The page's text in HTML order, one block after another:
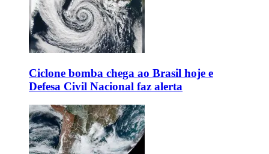
Ciclone bomba chega ao Brasil hoje e
Defesa Civil Nacional faz alerta